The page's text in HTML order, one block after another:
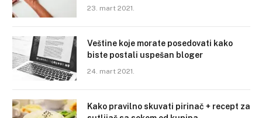
23. mart 2021.
Veštine koje morate posedovati kako
biste postali uspešan bloger
24. mart 2021.
Kako pravilno skuvati pirinač + recept za